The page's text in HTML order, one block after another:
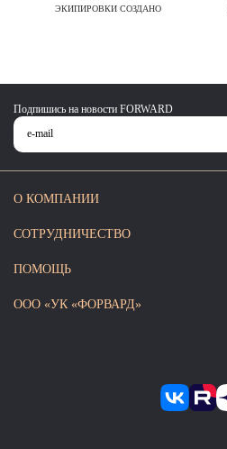
ЭКИПИРОВКИ СОЗДАНО
Подпишись на новости FORWARD
О КОМПАНИИ
СОТРУДНИЧЕСТВО
ПОМОЩЬ
ООО «УК «ФОРВАРД»